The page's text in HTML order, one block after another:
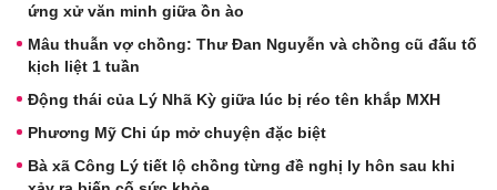
ứng xử văn minh giữa ồn ào
Mâu thuẫn vợ chồng: Thư Đan Nguyễn và chồng cũ đấu tố
kịch liệt 1 tuần
Động thái của Lý Nhã Kỳ giữa lúc bị réo tên khắp MXH
Phương Mỹ Chi úp mở chuyện đặc biệt
Bà xã Công Lý tiết lộ chồng từng đề nghị ly hôn sau khi